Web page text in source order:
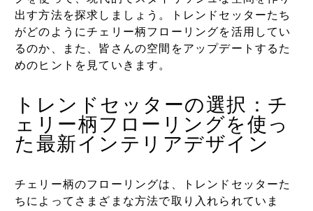
出す方法を探求しましょう。トレンドセッターたち
がどのようにチェリー柄フローリングを活用してい
るのか、また、皆さんの空間をアップデートするた
めのヒントを見ていきます。
トレンドセッターの選択：チ
ェリー柄フローリングを使っ
た最新インテリアデザイン
チェリー柄のフローリングは、トレンドセッターた
ちによってさまざまな方法で取り入れられていま